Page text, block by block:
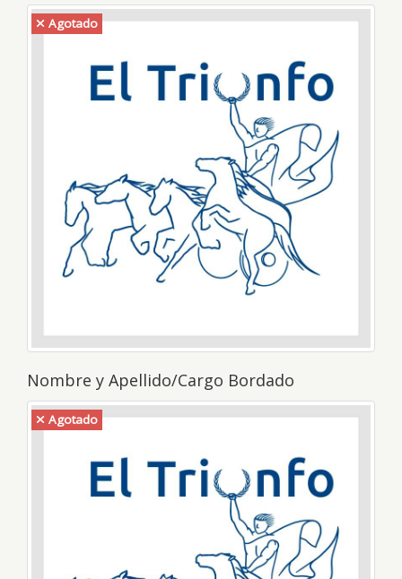
Agotado
Nombre y Apellido/Cargo Bordado
Agotado